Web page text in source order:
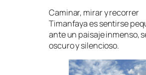
Caminar, mirar y recorrer
Timanfaya es sentirse
ante un paisaje inmenso,
oscuro y silencioso.